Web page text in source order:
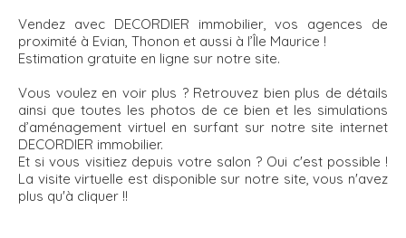
Vendez avec DECORDIER immobilier, vos agences de
proximité à Evian, Thonon et aussi à l’Île Maurice !
Estimation gratuite en ligne sur notre site.
Vous voulez en voir plus ? Retrouvez bien plus de détails
ainsi que toutes les photos de ce bien et les simulations
d’aménagement virtuel en surfant sur notre site internet
DECORDIER immobilier.
Et si vous visitiez depuis votre salon ? Oui c'est possible !
La visite virtuelle est disponible sur notre site, vous n'avez
plus qu'à cliquer !!